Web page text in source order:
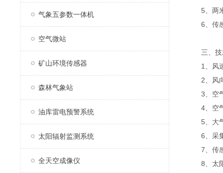
气象五参数一体机
空气微站
矿山环境传感器
森林气象站
油库雷电预警系统
太阳辐射监测系统
全天空成像仪
5、两米
6、传感
三、技
1、风速
2、风向
3、空气
4、空气
5、大气
6、采集
7、传感
8、太阳